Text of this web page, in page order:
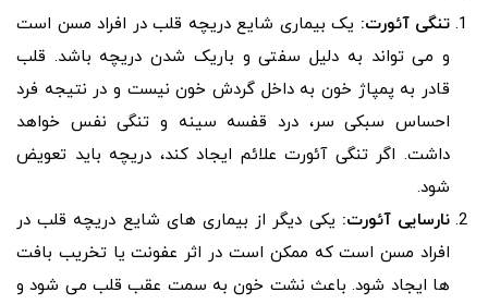
تنگی آئورت: یک بیماری شایع دریچه قلب در افراد مسن است
و می تواند به دلیل سفتی و باریک شدن دریچه باشد. قلب
قادر به پمپاژ خون به داخل گردش خون نیست و در نتیجه فرد
احساس سبکی سر، درد قفسه سینه و تنگی نفس خواهد
داشت. اگر تنگی آئورت علائم ایجاد کند، دریچه باید تعویض
شود.
نارسایی آئورت: یکی دیگر از بیماری های شایع دریچه قلب در
افراد مسن است که ممکن است در اثر عفونت یا تخریب بافت
ها ایجاد شود. باعث نشت خون به سمت عقب قلب می شود و